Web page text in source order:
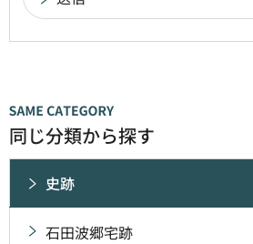
同じ分類から探す
史跡
石田波郷宅跡